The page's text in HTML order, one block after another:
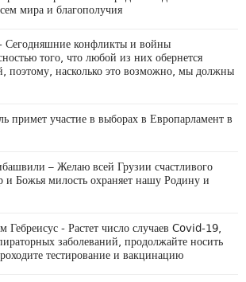
мира и благополучия
Сегодняшние конфликты и войны
того, что любой из них обернется
поэтому, насколько это возможно, мы должны
примет участие в выборах в Европарламент в
– Желаю всей Грузии счастливого
и Божья милость охраняет нашу Родину и
Гебреисус - Растет число случаев Covid-19,
заболеваний, продолжайте носить
тестирование и вакцинацию